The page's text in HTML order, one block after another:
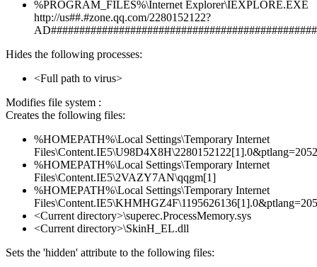
%PROGRAM_FILES%\Internet Explorer\IEXPLORE.EXE
http://us##.#zone.qq.com/2280152122?
Hides the following processes:
<Full path to virus>
Modifies file system :
Creates the following files:
%HOMEPATH%\Local Settings\Temporary Internet
Files\Content.IE5\U98D4X8H\2280152122[1].0&ptlang=2052
%HOMEPATH%\Local Settings\Temporary Internet
Files\Content.IE5\2VAZY7AN\qqgm[1]
%HOMEPATH%\Local Settings\Temporary Internet
<Current directory>\superec.ProcessMemory.sys
<Current directory>\SkinH_EL.dll
Sets the 'hidden' attribute to the following files: